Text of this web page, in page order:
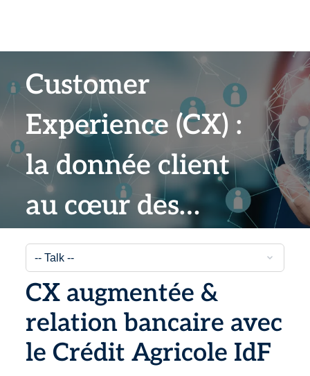
Customer
Experience (CX) :
la donnée client
au cœur des
stratégies IT et
métiers des
entreprises
CX augmentée &
relation bancaire avec
le Crédit Agricole IdF